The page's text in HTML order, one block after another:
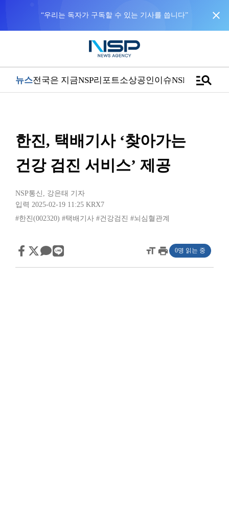
“우리는 독자가 구독할 수 있는 기사를 씁니다” close
뉴스전국은 지금NSP리포트소상공인이슈NSPTVmanage_search
한진, 택배기사 ‘찾아가는
건강 검진 서비스’ 제공
NSP통신 , 강은태 기자
입력 2025-02-19 11:25 KRX7
#한진(002320) #택배기사 #건강검진 #뇌심혈관계
format_sizeprint 0명 읽는 중